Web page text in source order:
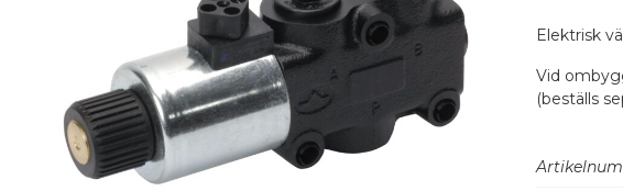
Elektrisk
Vid
(beställs